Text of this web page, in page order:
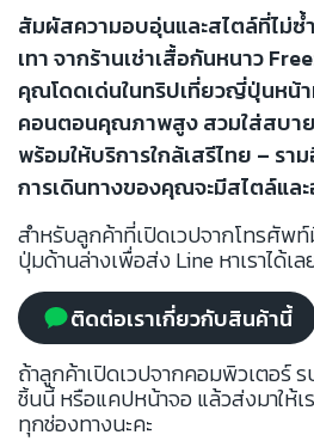
สัมผัสความอบอุ่นและสไตล์ที่ไม่ซ้
เทา จากร้านเช่าเสื้อกันหนาว
คุณโดดเด่นในทริปเที่ยวญี่ปุ่นหน้
คอนตอนคุณภาพสูง สวมใส่สบา
พร้อมให้บริการใกล้เสรีไทย – รา
การเดินทางของคุณจะมีสไตล์แล
สำหรับลูกค้าที่เปิดเวปจากโทรศัพ
ปุ่มด้านล่างเพื่อส่ง Line หาเราได้เล
ติดต่อเราเกี่ยวกับสินค้านี้
ถ้าลูกค้าเปิดเวปจากคอมพิวเตอร์
ชิ้นนี้ หรือแคปหน้าจอ แล้วส่งมาให้เ
ทุกช่องทางนะคะ